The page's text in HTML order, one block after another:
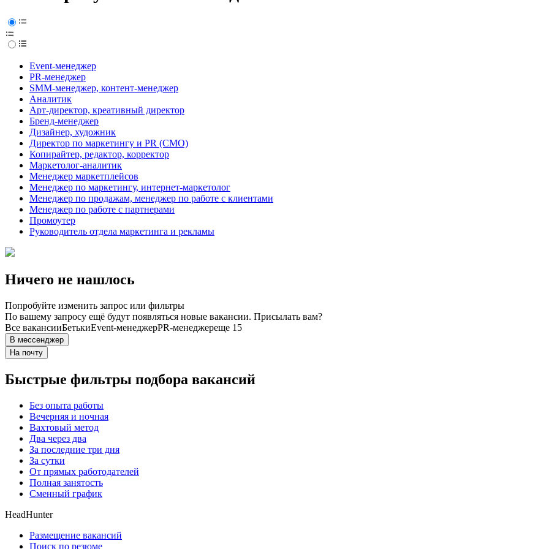
Event-менеджер
PR-менеджер
SMM-менеджер, контент-менеджер
Аналитик
Арт-директор, креативный директор
Бренд-менеджер
Дизайнер, художник
Директор по маркетингу и PR (CMO)
Копирайтер, редактор, корректор
Маркетолог-аналитик
Менеджер маркетплейсов
Менеджер по маркетингу, интернет-маркетолог
Менеджер по продажам, менеджер по работе с клиентами
Менеджер по работе с партнерами
Промоутер
Руководитель отдела маркетинга и рекламы
Ничего не нашлось
Попробуйте изменить запрос или фильтры
По вашему запросу ещё будут появляться новые вакансии. Присылать вам?
Все вакансииБетькиEvent-менеджерPR-менеджереще 15
В мессенджер
На почту
Быстрые фильтры подбора вакансий
Без опыта работы
Вечерняя и ночная
Вахтовый метод
Два через два
За последние три дня
За сутки
От прямых работодателей
Полная занятость
Сменный график
HeadHunter
Размещение вакансий
Поиск по резюме